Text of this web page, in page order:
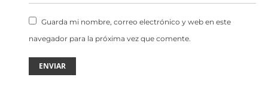
Guarda mi nombre, correo electrónico y web en este
navegador para la próxima vez que comente.